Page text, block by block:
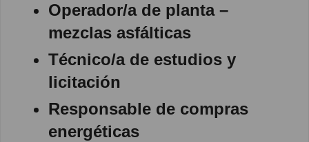
Operador/a de planta –
mezclas asfálticas
Técnico/a de estudios y
licitación
Responsable de compras
energéticas